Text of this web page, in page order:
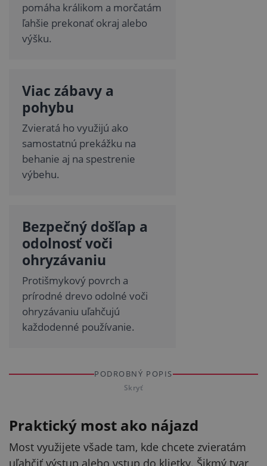
pomáha králikom a morčatám
ľahšie prekonať okraj alebo
výšku.
Viac zábavy a
pohybu
Zvieratá ho využijú ako
samostatnú prekážku na
behanie aj na spestrenie
výbehu.
Bezpečný došľap a
odolnosť voči
ohryzávaniu
Protišmykový povrch a
prírodné drevo odolné voči
ohryzávaniu uľahčujú
každodenné používanie.
PODROBNÝ POPIS
Skryť
Praktický most ako nájazd
Most využijete všade tam, kde chcete zvieratám